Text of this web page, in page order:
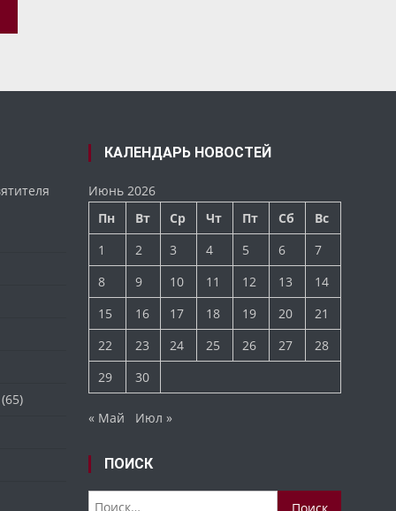
КАЛЕНДАРЬ НОВОСТЕЙ
Июнь 2026
Пн
Вт Ср Чт Пт Сб
Вс
1
2 3 4 5 6
7
8
9 10 11 12 13
14
15
16 17 18 19 20
21
22
23 24 25 26 27
28
29
30
« Май Июл »
ПОИСК
Найти: